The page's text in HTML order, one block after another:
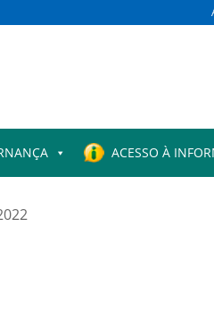
ACESSO À